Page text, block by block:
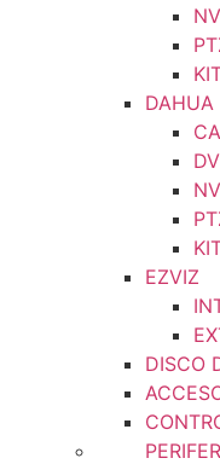
DAHUA
EZVIZ
DISCO